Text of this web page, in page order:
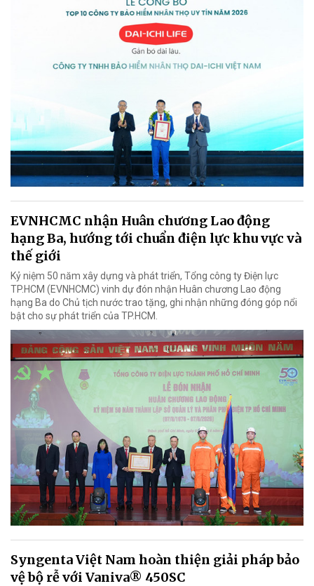
EVNHCMC nhận Huân chương Lao động
hạng Ba, hướng tới chuẩn điện lực khu vực và
thế giới
Kỷ niệm 50 năm xây dựng và phát triển, Tổng công ty Điện lực
TP.HCM (EVNHCMC) vinh dự đón nhận Huân chương Lao động
hạng Ba do Chủ tịch nước trao tặng, ghi nhận những đóng góp nổi
bật cho sự phát triển của TP.HCM.
Syngenta Việt Nam hoàn thiện giải pháp bảo
vệ bộ rễ với Vaniva® 450SC